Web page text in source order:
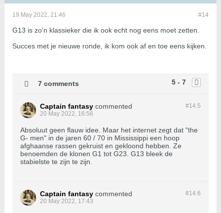
#14
19 May 2022, 21:46
G13 is zo'n klassieker die ik ook echt nog eens moet zetten.
Succes met je nieuwe ronde, ik kom ook af en toe eens kijken.
5 - 7
7 comments
#14.5
Captain fantasy commented
20 May 2022, 16:56
Absoluut geen flauw idee. Maar het internet zegt dat "the
G- men" in de jaren 60 / 70 in Mississippi een hoop
afghaanse rassen gekruist en gekloond hebben. Ze
benoemden de klonen G1 tot G23. G13 bleek de
stabielste te zijn te zijn.
#14.6
Captain fantasy commented
20 May 2022, 17:43